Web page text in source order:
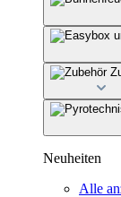
Neuheiten
Alle